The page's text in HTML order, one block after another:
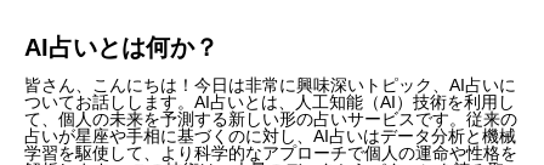
AI占いとは何か？
皆さん、こんにちは！今日は非常に興味深いトピック、AI占いに
ついてお話しします。AI占いとは、人工知能（AI）技術を利用し
て、個人の未来を予測する新しい形の占いサービスです。従来の
占いが星座や手相に基づくのに対し、AI占いはデータ分析と機械
学習を駆使して、より科学的なアプローチで個人の運命や性格を